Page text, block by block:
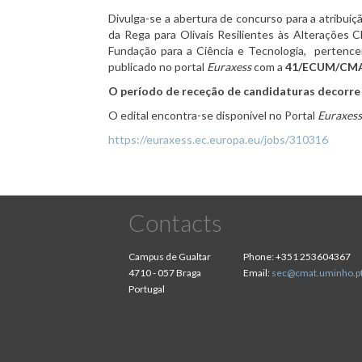
Divulga-se a abertura de concurso para a
da Rega para Olivais Resilientes às Alterações
Fundação para a Ciência e Tecnologia,
publicado no portal Euraxesscom a41/ECUM/
O período de receção de candidaturas
O edital encontra-se disponível no Portal Euraxess
https://euraxess.ec.europa.eu/jobs/310316
Contacts
Campus de Gualtar
4710 - 057 Braga
Portugal
Phone:+351 253604367
Email: